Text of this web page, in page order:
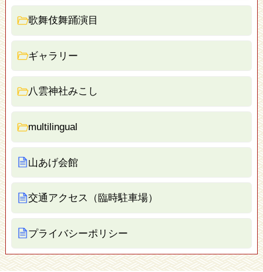
歌舞伎舞踊演目
ギャラリー
八雲神社みこし
multilingual
山あげ会館
交通アクセス（臨時駐車場）
プライバシーポリシー